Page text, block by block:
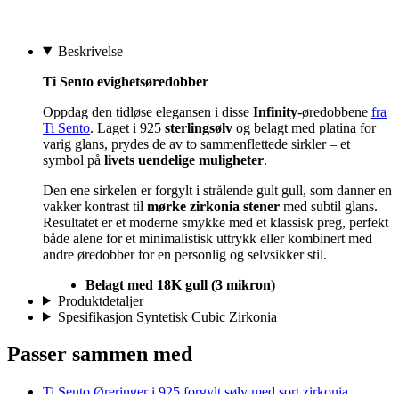
Beskrivelse
Ti Sento evighetsøredobber
Oppdag den tidløse elegansen i disse Infinity-øredobbene fra
Ti Sento. Laget i 925 sterlingsølv og belagt med platina for
varig glans, prydes de av to sammenflettede sirkler – et
symbol på livets uendelige muligheter.
Den ene sirkelen er forgylt i strålende gult gull, som danner en
vakker kontrast til mørke zirkonia stener med subtil glans.
Resultatet er et moderne smykke med et klassisk preg, perfekt
både alene for et minimalistisk uttrykk eller kombinert med
andre øredobber for en personlig og selvsikker stil.
Belagt med 18K gull (3 mikron)
Produktdetaljer
Spesifikasjon Syntetisk Cubic Zirkonia
Passer sammen med